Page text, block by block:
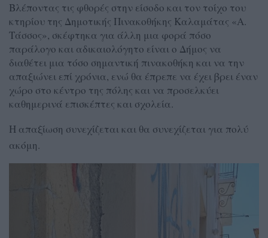
Βλέποντας τις φθορές στην είσοδο και τον τοίχο του
κτηρίου της Δημοτικής Πινακοθήκης Καλαμάτας «Α.
Τάσσος», σκέφτηκα για άλλη μια φορά πόσο
παράλογο και αδικαιολόγητο είναι ο Δήμος να
διαθέτει μια τόσο σημαντική πινακοθήκη και να την
απαξιώνει επί χρόνια, ενώ θα έπρεπε να έχει βρει έναν
χώρο στο κέντρο της πόλης και να προσελκύει
καθημερινά επισκέπτες και σχολεία.
Η απαξίωση συνεχίζεται και θα συνεχίζεται για πολύ
ακόμη.